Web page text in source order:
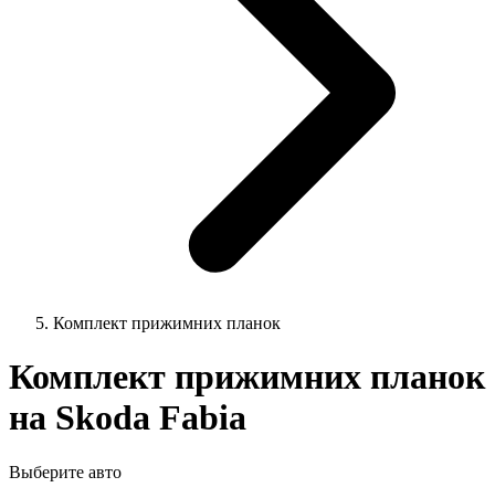
Комплект прижимних планок
Комплект прижимних планок
на Skoda Fabia
Выберите авто